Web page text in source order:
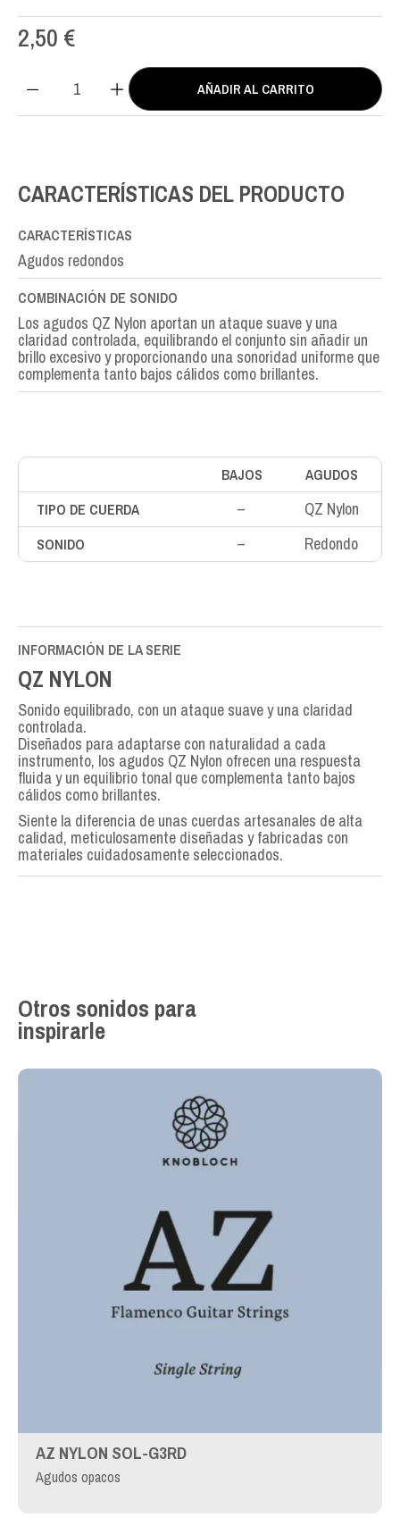
2,50 €
Nylon
AÑADIR AL CARRITO
CARACTERÍSTICAS DEL PRODUCTO
CARACTERÍSTICAS
Agudos redondos
COMBINACIÓN DE SONIDO
Los agudos QZ Nylon aportan un ataque suave y una
claridad controlada, equilibrando el conjunto sin añadir un
brillo excesivo y proporcionando una sonoridad uniforme que
complementa tanto bajos cálidos como brillantes.
BAJOS
AGUDOS
TIPO DE CUERDA
– QZ Nylon
SONIDO – Redondo
INFORMACIÓN DE LA SERIE
QZ NYLON
Sonido equilibrado, con un ataque suave y una claridad
controlada.
Diseñados para adaptarse con naturalidad a cada
instrumento, los agudos QZ Nylon ofrecen una respuesta
fluida y un equilibrio tonal que complementa tanto bajos
cálidos como brillantes.
Siente la diferencia de unas cuerdas artesanales de alta
calidad, meticulosamente diseñadas y fabricadas con
materiales cuidadosamente seleccionados.
Otros sonidos para
inspirarle
AZ NYLON SOL-G3RD
Agudos opacos